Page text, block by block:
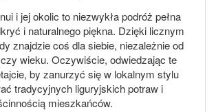
i jej okolic to niezwykła podróż pełna
i naturalnego piękna. Dzięki licznym
znajdzie coś dla siebie, niezależnie od
wieku. Oczywiście, odwiedzając te
by zanurzyć się w lokalnym stylu
tradycyjnych liguryjskich potraw i
mieszkańców.